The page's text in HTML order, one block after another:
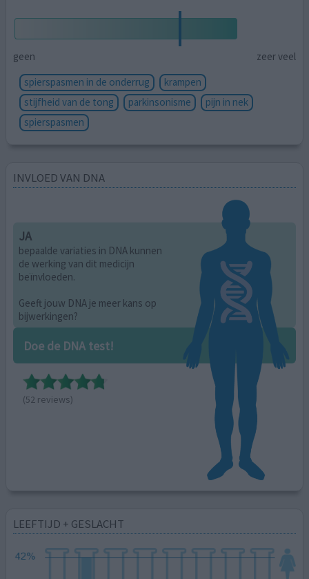
geen
zeer veel
spierspasmen in de onderrug
krampen
stijfheid van de tong
parkinsonisme
pijn in nek
spierspasmen
INVLOED VAN DNA
JA
bepaalde variaties in DNA kunnen
de werking van dit medicijn
beïnvloeden.
Geeft jouw DNA je meer kans op
bijwerkingen?
Doe de DNA test!
(52 reviews)
LEEFTIJD + GESLACHT